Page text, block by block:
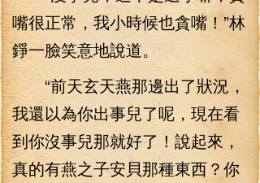
嘴很正常，我小時候也貪嘴！”林
錚一臉笑意地說道。
“前天玄天燕那邊出了狀況，
我還以為你出事兒了呢，現在看
到你沒事兒那就好了！說起來，
真的有燕之子安貝那種東西？你